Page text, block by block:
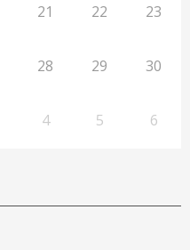
21 22 23
28 29 30
4 5 6